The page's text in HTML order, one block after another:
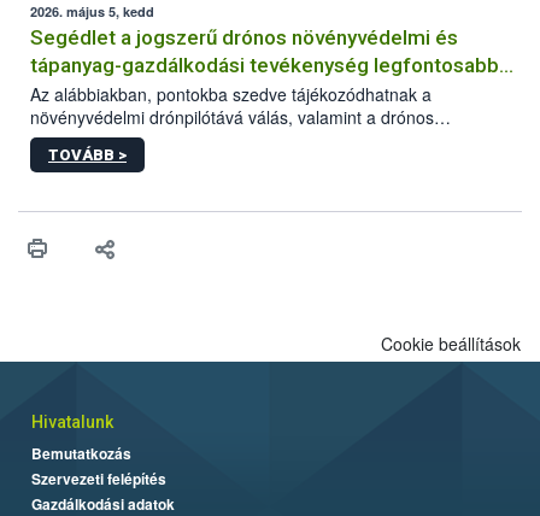
műszaki és hatósági feltételek.
2026. május 5, kedd
Segédlet a jogszerű drónos növényvédelmi és
tápanyag-gazdálkodási tevékenység legfontosabb
feltételeiről
Az alábbiakban, pontokba szedve tájékozódhatnak a
növényvédelmi drónpilótává válás, valamint a drónos
növényvédelmi és tápanyag-gazdálkodási tevékenység
végzésének legfontosabb feltételeiről*.
TOVÁBB >
Cookie beállítások
Hivatalunk
Bemutatkozás
Szervezeti felépítés
Gazdálkodási adatok